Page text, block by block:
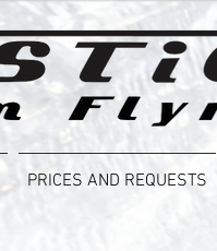
PRICES AND REQUESTS